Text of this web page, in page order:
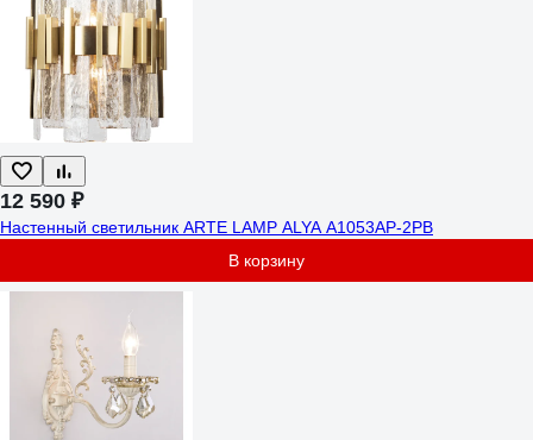
12 590 ₽
Настенный светильник ARTE LAMP ALYA A1053AP-2PB
В корзину